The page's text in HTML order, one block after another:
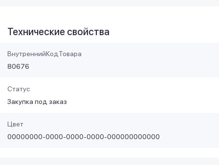
Технические свойства
ВнутреннийКодТовара
80676
Статус
Закупка под заказ
Цвет
00000000-0000-0000-0000-000000000000